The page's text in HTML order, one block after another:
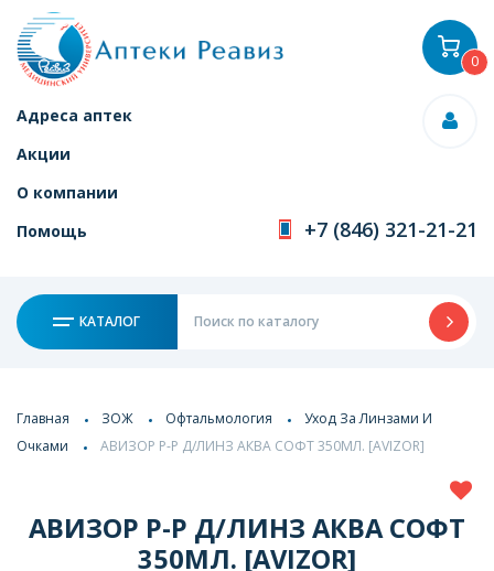
Адреса аптек
Акции
О компании
Помощь
+7 (846) 321-21-21
КАТАЛОГ
0
Главная ЗОЖ Офтальмология
Уход За Линзами И
Очками
АВИЗОР Р-Р Д/ЛИНЗ АКВА СОФТ 350МЛ. [AVIZOR]
АВИЗОР Р-Р Д/ЛИНЗ АКВА СОФТ
350МЛ. [AVIZOR]